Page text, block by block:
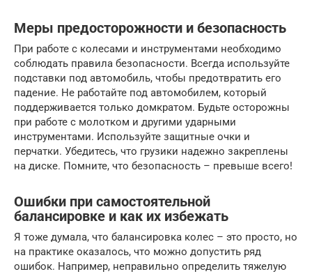
Меры предосторожности и безопасность
При работе с колесами и инструментами необходимо
соблюдать правила безопасности. Всегда используйте
подставки под автомобиль, чтобы предотвратить его
падение. Не работайте под автомобилем, который
поддерживается только домкратом. Будьте осторожны
при работе с молотком и другими ударными
инструментами. Используйте защитные очки и
перчатки. Убедитесь, что грузики надежно закреплены
на диске. Помните, что безопасность – превыше всего!
Ошибки при самостоятельной
балансировке и как их избежать
Я тоже думала, что балансировка колес – это просто, но
на практике оказалось, что можно допустить ряд
ошибок. Например, неправильно определить тяжелую